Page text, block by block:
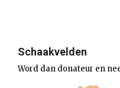
Schaakvelden
Word dan donateur en